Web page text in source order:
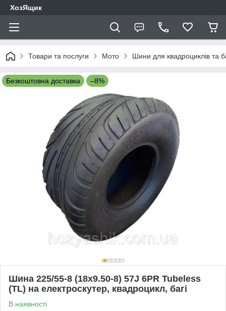
ХозЯщик
Товари та послуги Мото Шини для квадроциклів та
Безкоштовна доставка –8%
Шина 225/55-8 (18x9.50-8) 57J 6PR Tubeless
(TL) на електроскутер, квадроцикл, багі
В наявності